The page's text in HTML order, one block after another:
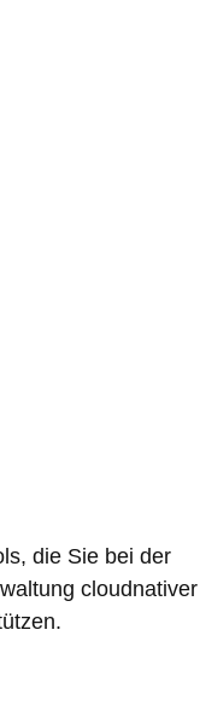
die Sie bei der
cloudnativer